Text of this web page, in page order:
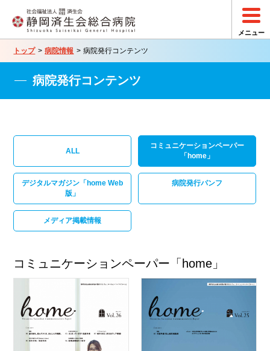
トップ 病院情報 病院発行コンテンツ
病院発行コンテンツ
コミュニケーションペーパー「home」
ALL
コミュニケーションペーパー
「home」
デジタルマガジン「home Web
版」
病院発行パンフ
メディア掲載情報